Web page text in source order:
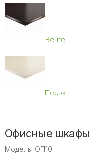
Венге
Песок
Офисные
Модель: ОП10